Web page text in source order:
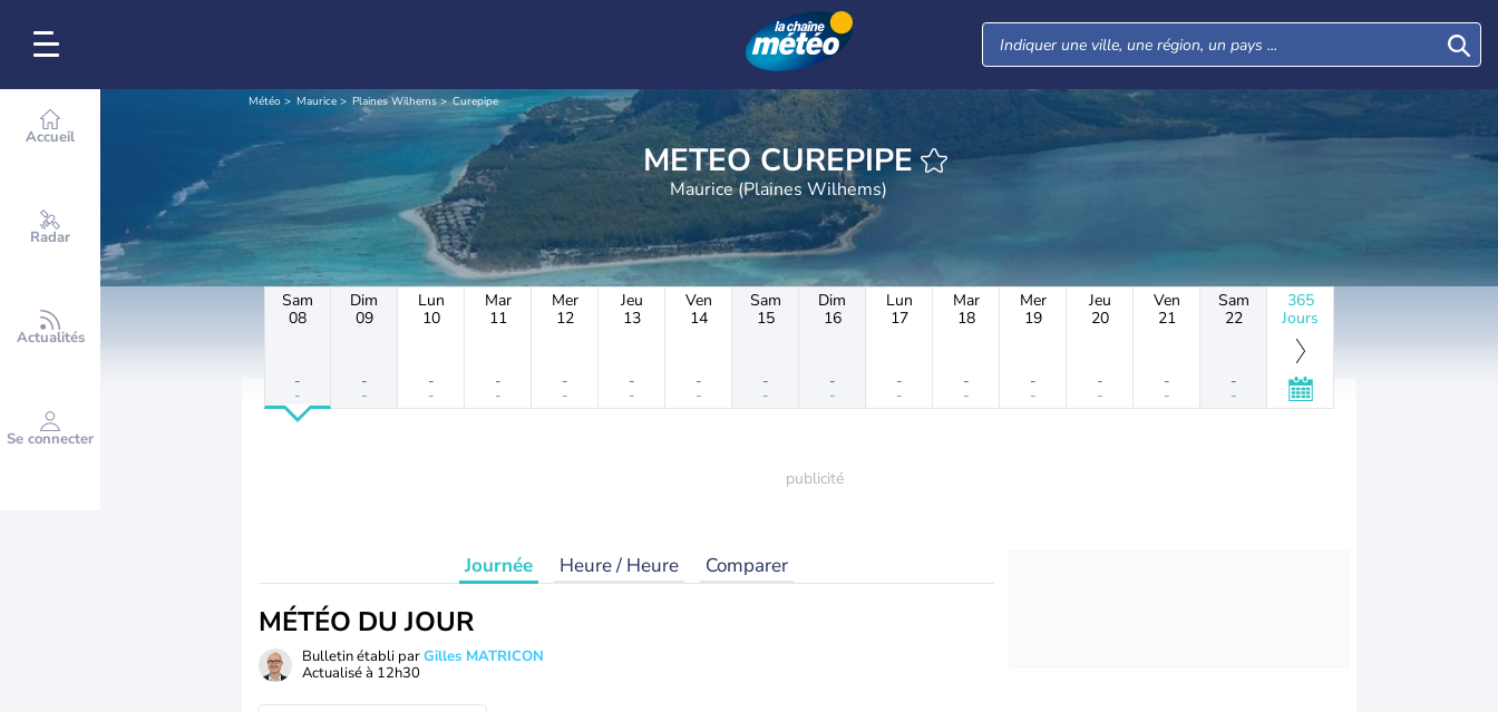
Accueil
Radar
Actualités
Se connecter
Météo Maurice Plaines Wilhems Curepipe
METEO CUREPIPE
Maurice (Plaines Wilhems)
Sam
08
-
-
Dim
09
-
-
Lun
10
-
-
Mar
11
-
-
Mer
12
-
-
Jeu
13
-
-
Ven
14
-
-
Sam
15
-
-
Dim
16
-
-
Lun
17
-
-
Mar
18
-
-
Mer
19
-
-
Jeu
20
-
-
Ven
21
-
-
Sam
22
-
-
365
Jours
Journée Heure / Heure Comparer
MÉTÉO DU JOUR
Bulletin établi parGilles MATRICON
Actualisé à 12h30